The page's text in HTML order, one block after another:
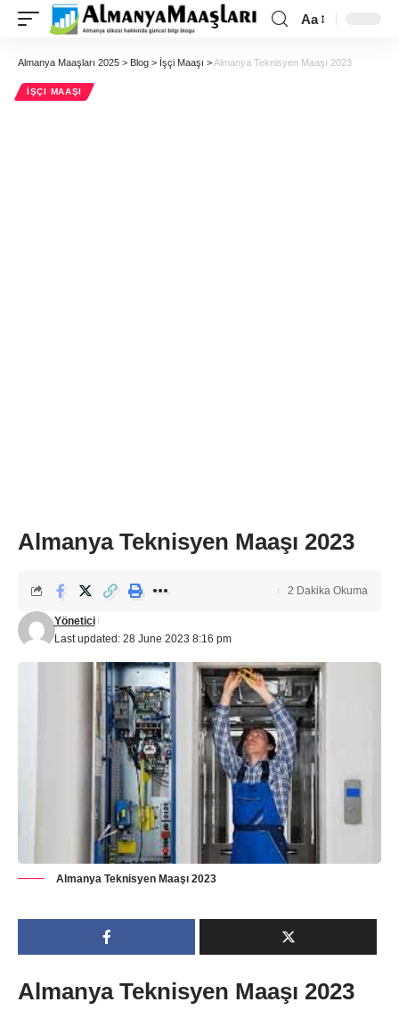
Aa
Almanya Maaşları 2025 > Blog > İşçi Maaşı >Almanya Teknisyen Maaşı 2023
İŞÇI MAAŞI
Almanya Teknisyen Maaşı 2023
Last updated: 28 June 2023 8:16 pm
Yönetici
2 Dakika Okuma
Almanya Teknisyen Maaşı 2023
Almanya Teknisyen Maaşı 2023